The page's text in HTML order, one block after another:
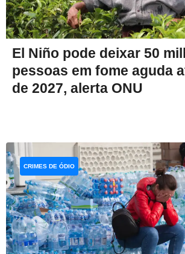
El Niño pode deixar 50
pessoas em fome aguda
de 2027, alerta ONU
CRIMES DE ÓDIO